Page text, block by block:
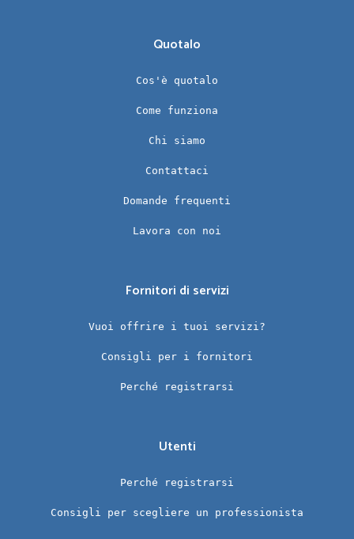
Quotalo
Cos'è quotalo
Come funziona
Chi siamo
Contattaci
Domande frequenti
Lavora con noi
Fornitori di servizi
Vuoi offrire i tuoi servizi?
Consigli per i fornitori
Perché registrarsi
Utenti
Perché registrarsi
Consigli per scegliere un professionista